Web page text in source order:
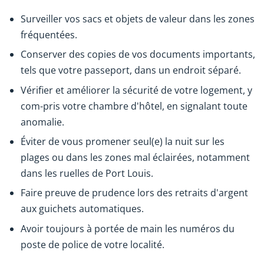
Surveiller vos sacs et objets de valeur dans les zones
fréquentées.
Conserver des copies de vos documents importants,
tels que votre passeport, dans un endroit séparé.
Vérifier et améliorer la sécurité de votre logement, y
com-pris votre chambre d'hôtel, en signalant toute
anomalie.
Éviter de vous promener seul(e) la nuit sur les
plages ou dans les zones mal éclairées, notamment
dans les ruelles de Port Louis.
Faire preuve de prudence lors des retraits d'argent
aux guichets automatiques.
Avoir toujours à portée de main les numéros du
poste de police de votre localité.